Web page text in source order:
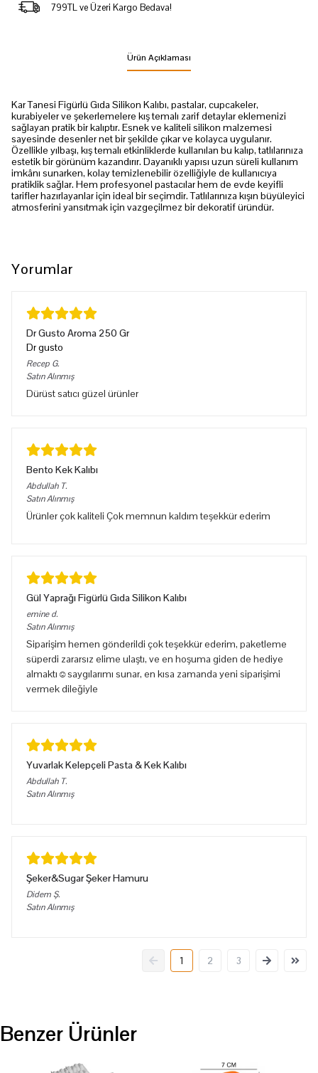
799TL ve Üzeri Kargo Bedava!
Ürün Açıklaması
Kar Tanesi Figürlü Gıda Silikon Kalıbı, pastalar, cupcakeler,
kurabiyeler ve şekerlemelere kış temalı zarif detaylar eklemenizi
sağlayan pratik bir kalıptır. Esnek ve kaliteli silikon malzemesi
sayesinde desenler net bir şekilde çıkar ve kolayca uygulanır.
Özellikle yılbaşı, kış temalı etkinliklerde kullanılan bu kalıp, tatlılarınıza
estetik bir görünüm kazandırır. Dayanıklı yapısı uzun süreli kullanım
imkânı sunarken, kolay temizlenebilir özelliğiyle de kullanıcıya
pratiklik sağlar. Hem profesyonel pastacılar hem de evde keyifli
tarifler hazırlayanlar için ideal bir seçimdir. Tatlılarınıza kışın büyüleyici
atmosferini yansıtmak için vazgeçilmez bir dekoratif üründür.
Yorumlar
Dr Gusto Aroma 250 Gr
Dr gusto
Recep G.
Satın Alınmış
Dürüst satıcı güzel ürünler
Bento Kek Kalıbı
Abdullah T.
Satın Alınmış
Ürünler çok kaliteli Çok memnun kaldım teşekkür ederim
Gül Yaprağı Figürlü Gıda Silikon Kalıbı
emine d.
Satın Alınmış
Siparişim hemen gönderildi çok teşekkür ederim, paketleme
süperdi zararsız elime ulaştı, ve en hoşuma giden de hediye
almaktı☺️saygılarımı sunar, en kısa zamanda yeni siparişimi
vermek dileğiyle
Yuvarlak Kelepçeli Pasta & Kek Kalıbı
Abdullah T.
Satın Alınmış
Şeker&Sugar Şeker Hamuru
Didem Ş.
Satın Alınmış
1 2 3
Benzer Ürünler